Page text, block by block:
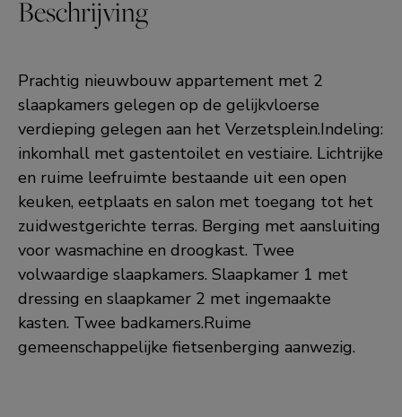
Beschrijving
Prachtig nieuwbouw appartement met 2
slaapkamers gelegen op de gelijkvloerse
verdieping gelegen aan het Verzetsplein.Indeling:
inkomhall met gastentoilet en vestiaire. Lichtrijke
en ruime leefruimte bestaande uit een open
keuken, eetplaats en salon met toegang tot het
zuidwestgerichte terras. Berging met aansluiting
voor wasmachine en droogkast. Twee
volwaardige slaapkamers. Slaapkamer 1 met
dressing en slaapkamer 2 met ingemaakte
kasten. Twee badkamers.Ruime
gemeenschappelijke fietsenberging aanwezig.